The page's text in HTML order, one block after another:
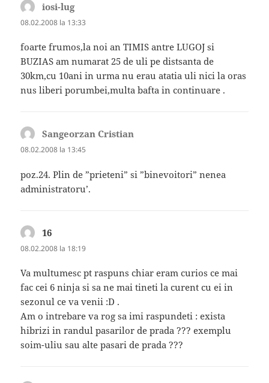
iosi-lugspune:
08.02.2008 la 13:33
foarte frumos,la noi an TIMIS antre LUGOJ si
BUZIAS am numarat 25 de uli pe distsanta de
30km,cu 10ani in urma nu erau atatia uli nici la oras
nus liberi porumbei,multa bafta in continuare .
Sangeorzan Cristian
08.02.2008 la 13:45
poz.24. Plin de ”prieteni” si ”binevoitori” nenea
administratoru’.
16
08.02.2008 la 18:19
Va multumesc pt raspuns chiar eram curios ce mai
fac cei 6 ninja si sa ne mai tineti la curent cu ei in
sezonul ce va venii :D .
Am o intrebare va rog sa imi raspundeti : exista
hibrizi in randul pasarilor de prada ??? exemplu
soim-uliu sau alte pasari de prada ???